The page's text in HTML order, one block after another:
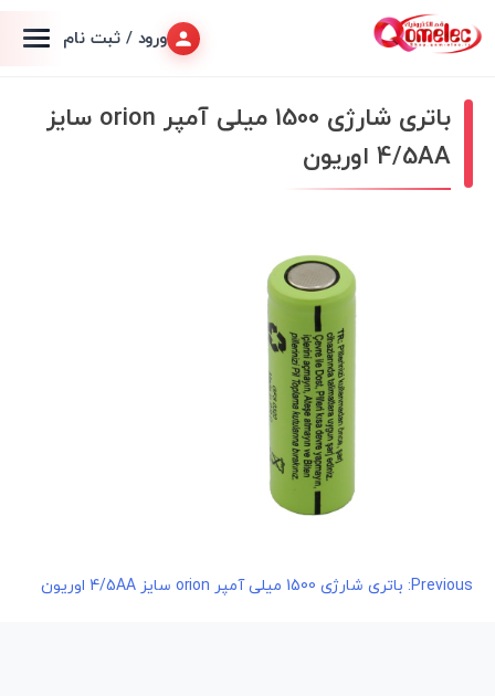
ورود / ثبت نام
باتری شارژی 1500 میلی آمپر orion سایز
4/5AA اوریون
راهبری
Previous: باتری شارژی 1500 میلی آمپر orion سایز 4/5AA اوریون